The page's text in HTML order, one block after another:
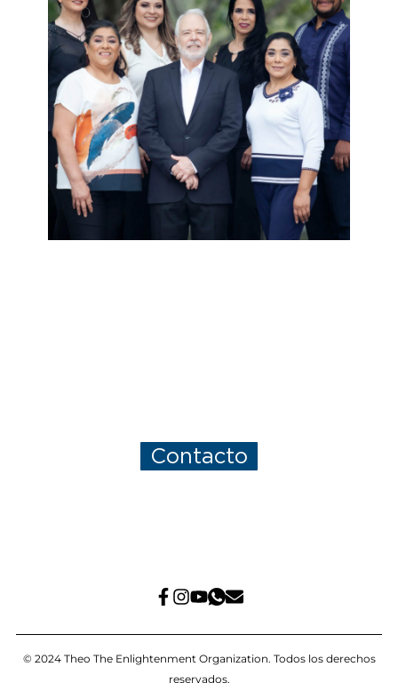
Contacto
© 2024 Theo The Enlightenment Organization. Todos los derechos
reservados.